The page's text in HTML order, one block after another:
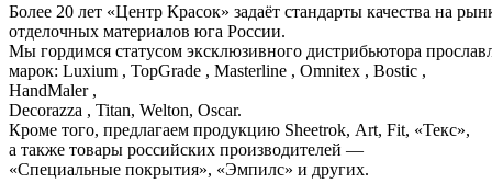
Более 20 лет «Центр Красок» задаёт стандарты качества на
отделочных материалов юга России.
Мы гордимся статусом эксклюзивного дистрибьютора
марок: Luxium , TopGrade , Masterline , Omnitex , Bostic ,
HandMaler ,
Decorazza , Titan, Welton, Oscar.
Кроме того, предлагаем продукцию Sheetrok, Art, Fit, «Текс»,
а также товары российских производителей —
«Специальные покрытия», «Эмпилс» и других.